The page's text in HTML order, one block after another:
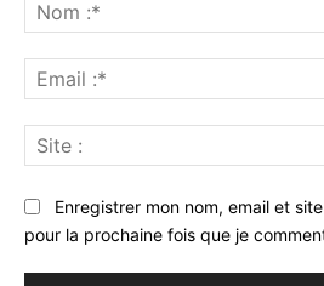
Enregistrer mon nom, email et
pour la prochaine fois que je